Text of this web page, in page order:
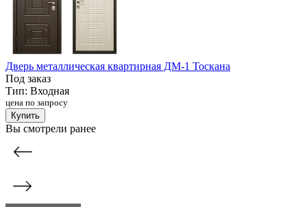
Дверь металлическая квартирная ДМ-1 Тоскана
Под заказ
Тип: Входная
цена по запросу
Купить
Вы смотрели ранее